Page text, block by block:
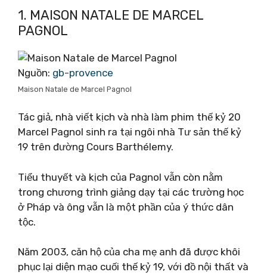
1. MAISON NATALE DE MARCEL
PAGNOL
Nguồn: gb-provence
Maison Natale de Marcel Pagnol
Tác giả, nhà viết kịch và nhà làm phim thế kỷ 20
Marcel Pagnol sinh ra tại ngôi nhà Tư sản thế kỷ
19 trên đường Cours Barthélemy.
Tiểu thuyết và kịch của Pagnol vẫn còn nằm
trong chương trình giảng dạy tại các trường học
ở Pháp và ông vẫn là một phần của ý thức dân
tộc.
Năm 2003, căn hộ của cha mẹ anh đã được khôi
phục lại diện mạo cuối thế kỷ 19, với đồ nội thất và